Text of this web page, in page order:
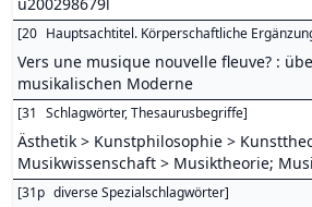
[20 Hauptsachtitel. Körperschaftliche
Vers une musique nouvelle fleuve? :
musikalischen Moderne
[31 Schlagwörter, Thesaurusbegriffe]
Ästhetik > Kunstphilosophie >
Musikwissenschaft > Musiktheorie;
[31p diverse Spezialschlagwörter]